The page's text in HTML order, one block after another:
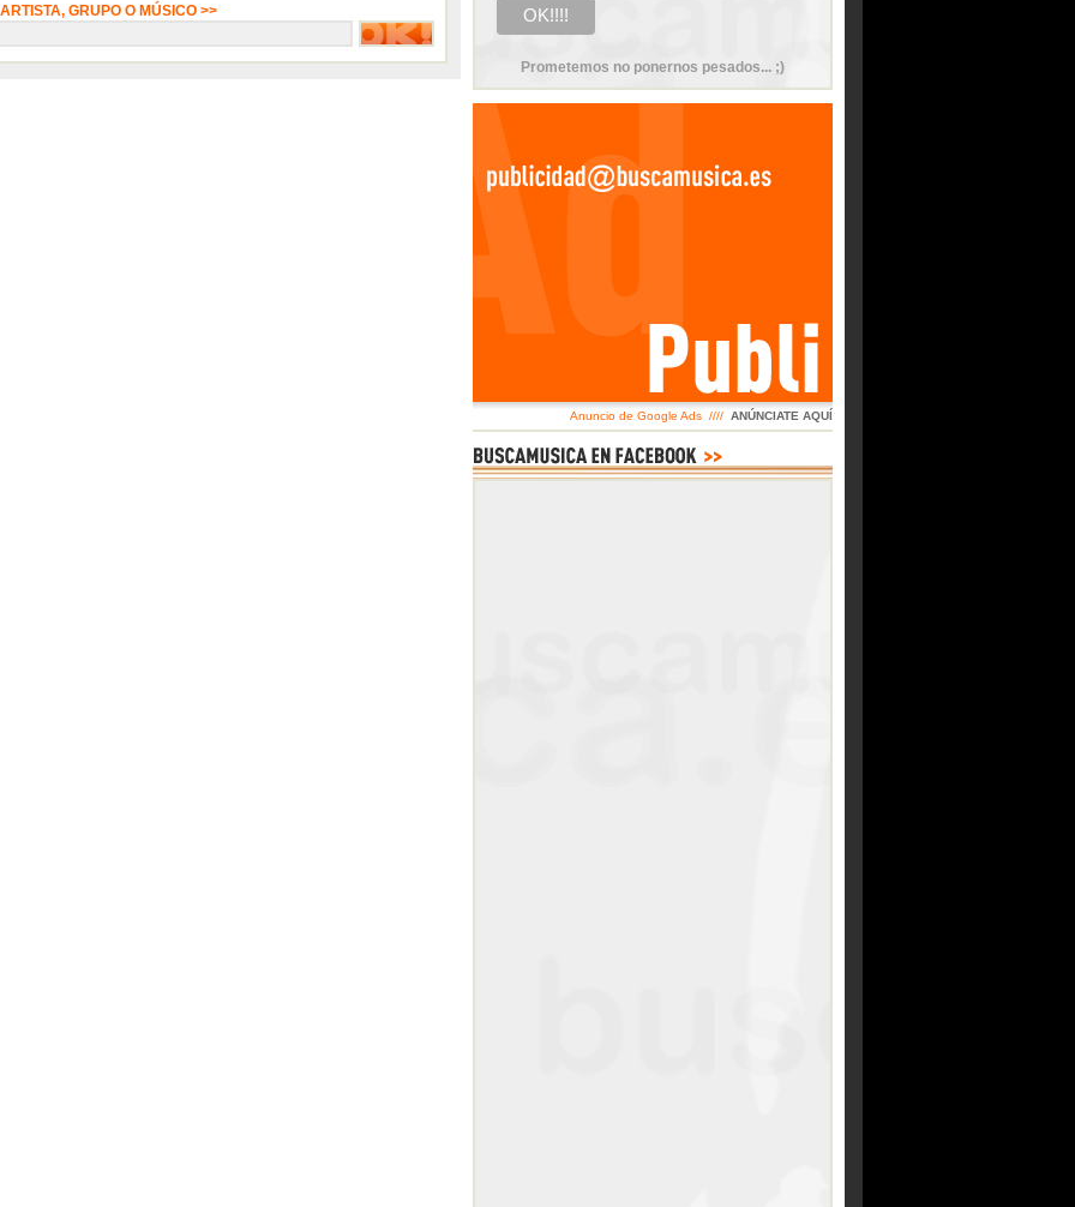
GRUPO O MÚSICO >>
Prometemos no ponernos pesados... ;)
Anuncio de Google Ads //// ANÚNCIATE AQUÍ